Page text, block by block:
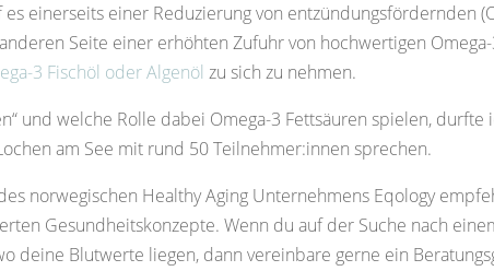
einerseits einer Reduzierung von entzündungsfördernden
Seite einer erhöhten Zufuhr von hochwertigen
3 Fischöl oder Algenöl zu sich zu nehmen.
und welche Rolle dabei Omega-3 Fettsäuren spielen, durfte
am See mit rund 50 Teilnehmer:innen sprechen.
norwegischen Healthy Aging Unternehmens Eqology
Gesundheitskonzepte. Wenn du auf der Suche nach
deine Blutwerte liegen, dann vereinbare gerne ein